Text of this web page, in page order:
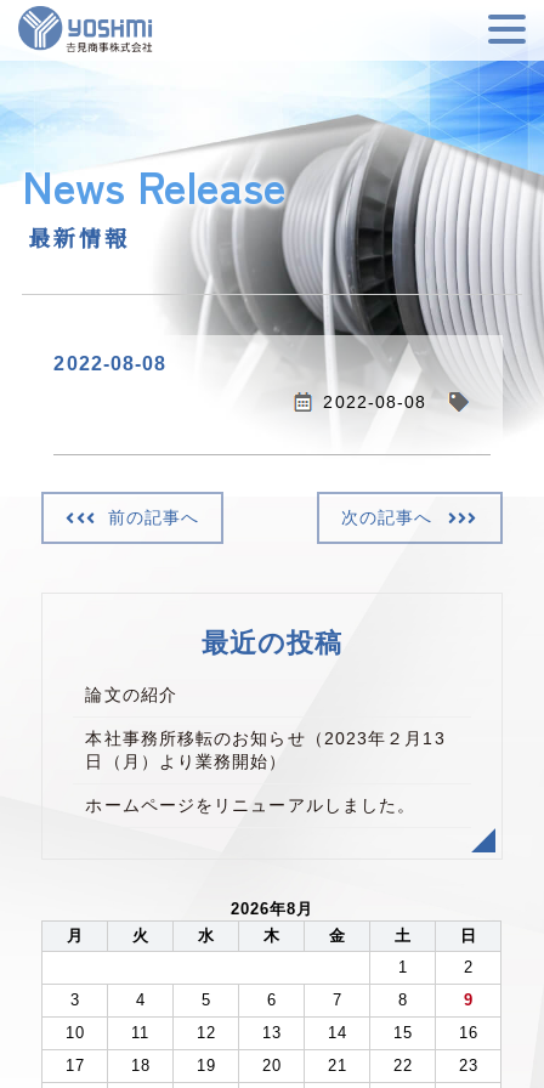
News Release
最新情報
2022-08-08
2022-08-08
前の記事へ 次の記事へ
最近の投稿
論文の紹介
本社事務所移転のお知らせ（2023年２月13
日（月）より業務開始）
ホームページをリニューアルしました。
2026年8月
月
火 水 木 金 土
日
1
2
3
4 5 6 7 8
9
10
11 12 13 14 15
16
17
18 19 20 21 22 23